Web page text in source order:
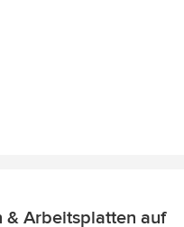
& Arbeitsplatten auf